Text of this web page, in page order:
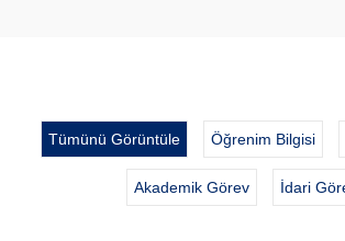
Tümünü Görüntüle Öğrenim Bilgisi
Akademik Görev İdari